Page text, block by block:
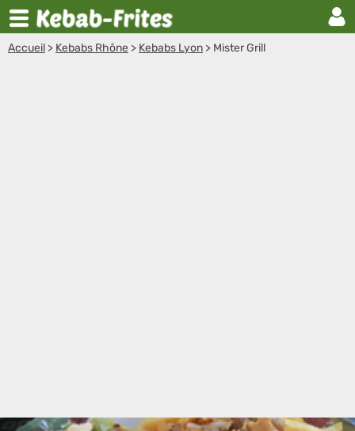
Accueil > Kebabs Rhône > Kebabs Lyon > Mister Grill